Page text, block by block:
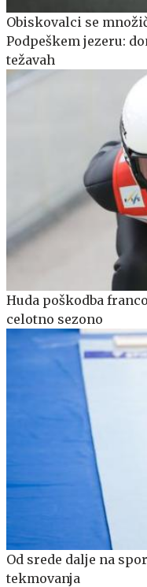
Obiskovalci se
Podpeškem jezeru:
težavah
Huda poškodba
celotno sezono
Od srede dalje na
tekmovanja